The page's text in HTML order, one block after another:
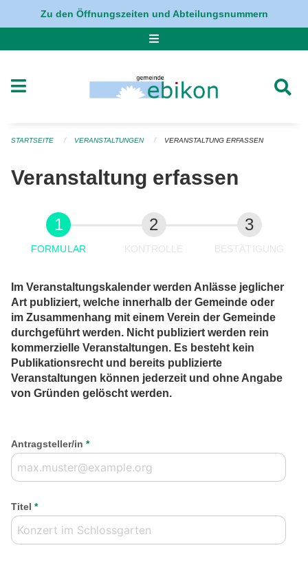
Navigation überspringen
Zu den Öffnungszeiten und Abteilungsnummern
STARTSEITE VERANSTALTUNGEN VERANSTALTUNG ERFASSEN
Veranstaltung erfassen
FORMULAR KONTROLLE BESTÄTIGUNG
Im Veranstaltungskalender werden Anlässe jeglicher
Art publiziert, welche innerhalb der Gemeinde oder
im Zusammenhang mit einem Verein der Gemeinde
durchgeführt werden. Nicht publiziert werden rein
kommerzielle Veranstaltungen. Es besteht kein
Publikationsrecht und bereits publizierte
Veranstaltungen können jederzeit und ohne Angabe
von Gründen gelöscht werden.
Antragsteller/in *
Titel *